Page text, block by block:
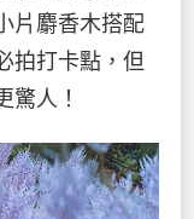
片麝香木搭配
拍打卡點，但
驚人！